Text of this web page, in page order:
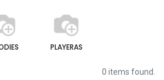
PLAYERAS
0 items found.